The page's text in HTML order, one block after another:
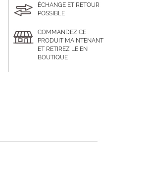
ÉCHANGE ET RETOUR
POSSIBLE
COMMANDEZ CE
PRODUIT MAINTENANT
ET RETIREZ LE EN
BOUTIQUE